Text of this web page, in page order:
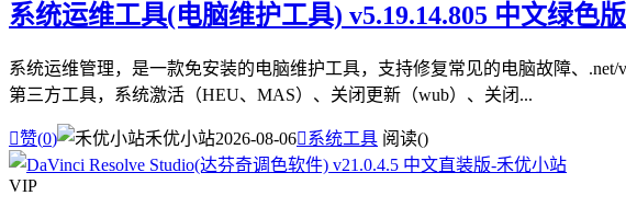
系统运维工具(电脑维护工具) v5.19.14.805 中文绿色版
系统运维管理，是一款免安装的电脑维护工具，支持修复常见的电脑故障、
第三方工具，系统激活（HEU、MAS）、关闭更新（wub）、关闭...
赞(0) 禾优小站2026-08-06系统工具 阅读()
VIP